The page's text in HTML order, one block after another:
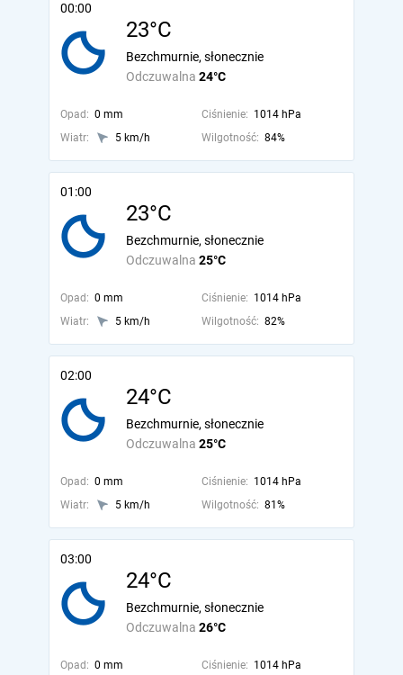
00:00
23°C
Odczuwalna 24°C
Bezchmurnie, słonecznie
Opad: 0 mm Ciśnienie: 1014 hPa
Wiatr:
5 km/h Wilgotność: 84%
01:00
23°C
Odczuwalna 25°C
Bezchmurnie, słonecznie
Opad: 0 mm Ciśnienie: 1014 hPa
Wiatr:
5 km/h Wilgotność: 82%
02:00
24°C
Odczuwalna 25°C
Bezchmurnie, słonecznie
Opad: 0 mm Ciśnienie: 1014 hPa
Wiatr:
5 km/h Wilgotność: 81%
03:00
24°C
Odczuwalna 26°C
Bezchmurnie, słonecznie
Opad: 0 mm Ciśnienie: 1014 hPa